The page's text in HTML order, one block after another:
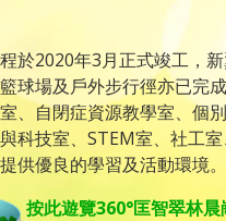
於2020年3月正式竣工，
球場及戶外步行徑亦已完
、自閉症資源教學室、個
科技室、STEM室、社工
供優良的學習及活動環境。
按此遊覽360°匡智翠林晨